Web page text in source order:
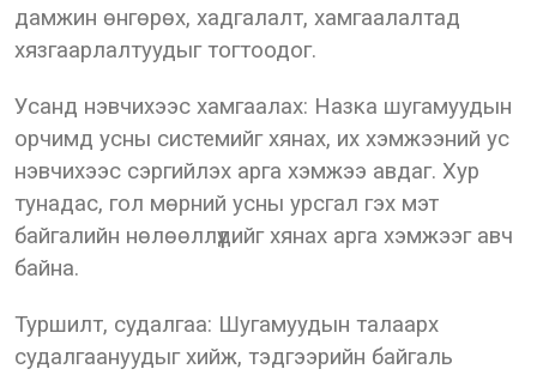
дамжин өнгөрөх, хадгалалт, хамгаалалтад
хязгаарлалтуудыг тогтоодог.
Усанд нэвчихээс хамгаалах: Назка шугамуудын
орчимд усны системийг хянах, их хэмжээний ус
нэвчихээс сэргийлэх арга хэмжээ авдаг. Хур
тунадас, гол мөрний усны урсгал гэх мэт
байгалийн нөлөөллүүдийг хянах арга хэмжээг авч
байна.
Туршилт, судалгаа: Шугамуудын талаарх
судалгаануудыг хийж, тэдгээрийн байгаль